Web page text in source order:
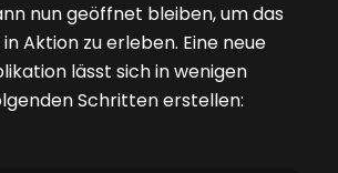
nun geöffnet bleiben, um das
in Aktion zu erleben. Eine neue
lässt sich in wenigen
Schritten erstellen: